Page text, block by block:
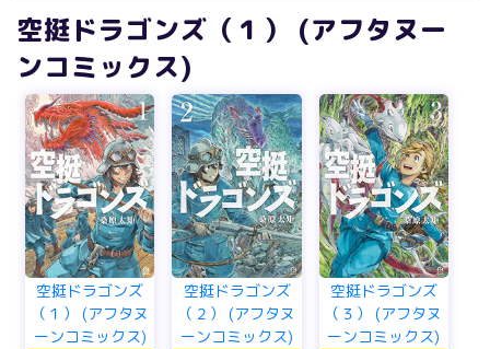
空挺ドラゴンズ（１） (アフタヌー
ンコミックス)
空挺ドラゴンズ
（１） (アフタヌ
ーンコミックス)
空挺ドラゴンズ
（２） (アフタヌ
ーンコミックス)
空挺ドラゴンズ
（３） (アフタヌ
ーンコミックス)